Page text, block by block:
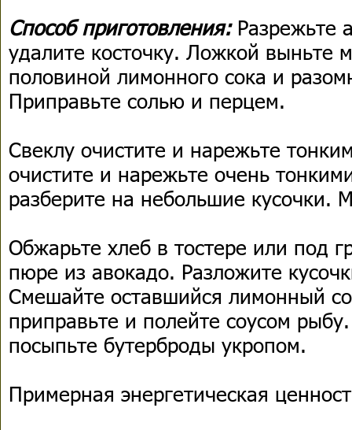
Способ приготовления: Разрежьте
удалите косточку. Ложкой выньте
половиной лимонного сока и
Приправьте солью и перцем.
Свеклу очистите и нарежьте
очистите и нарежьте очень
разберите на небольшие кусочки.
Обжарьте хлеб в тостере или под
пюре из авокадо. Разложите
Смешайте оставшийся лимонный
приправьте и полейте соусом
посыпьте бутерброды укропом.
Примерная энергетическая